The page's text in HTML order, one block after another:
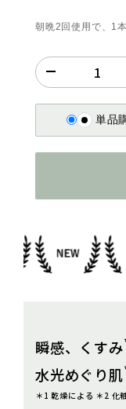
朝晩2回使用で、1
単品
瞬感、くすみ
水光めぐり肌
＊1 乾燥による ＊2 化